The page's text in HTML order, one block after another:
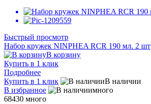
Быстрый просмотр
Набор кружек NINPHEA RCR 190 мл. 2 шт
В корзину
Купить в 1 клик
Подробнее
Купить в 1 клик
В наличии
В избранное
много
68430 много